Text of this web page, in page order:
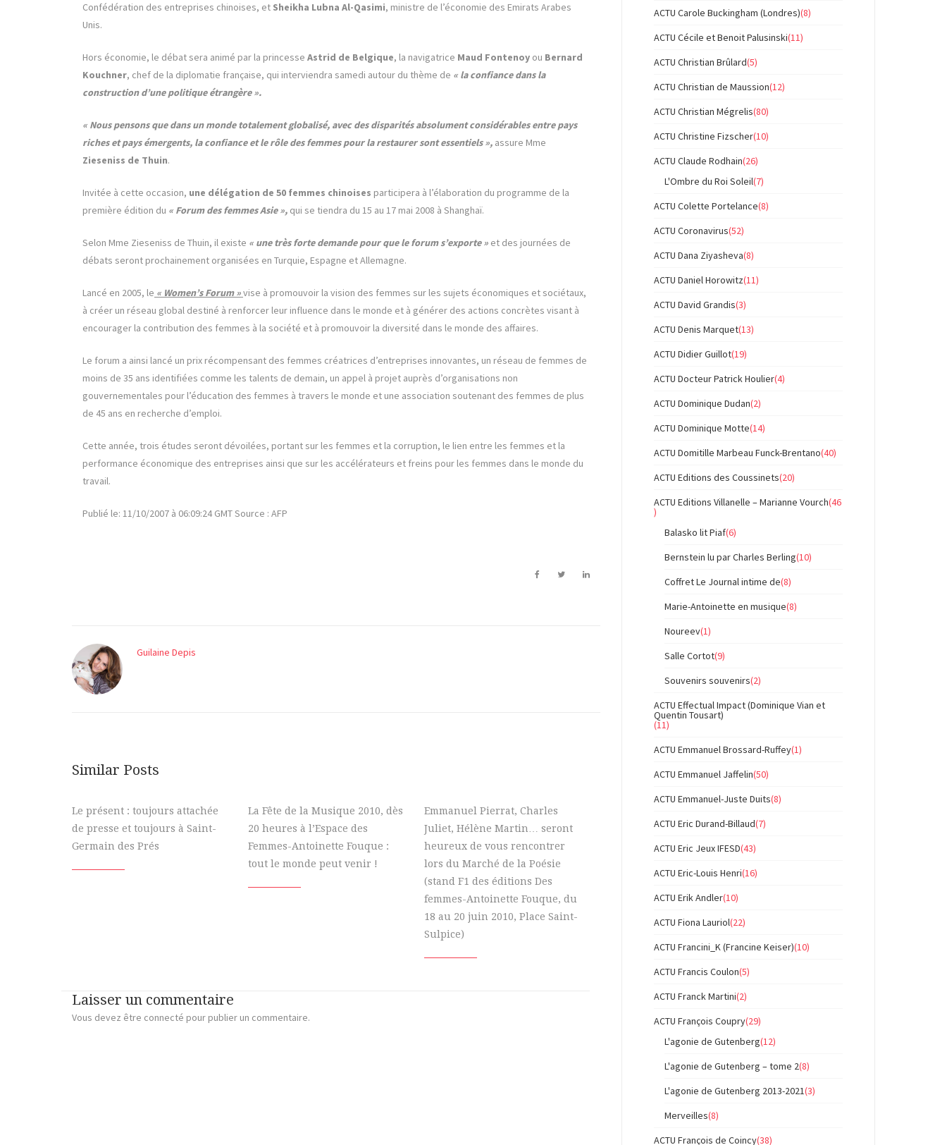
Confédération des entreprises chinoises, et Sheikha Lubna Al-Qasimi, ministre de l’économie des Emirats Arabes
Unis.
Hors économie, le débat sera animé par la princesse Astrid de Belgique, la navigatrice Maud Fontenoy ou Bernard
Kouchner, chef de la diplomatie française, qui interviendra samedi autour du thème de « la confiance dans la
construction d’une politique étrangère ».
« Nous pensons que dans un monde totalement globalisé, avec des disparités absolument considérables entre pays
riches et pays émergents, la confiance et le rôle des femmes pour la restaurer sont essentiels », assure Mme
Zieseniss de Thuin.
Invitée à cette occasion, une délégation de 50 femmes chinoises participera à l’élaboration du programme de la
première édition du « Forum des femmes Asie », qui se tiendra du 15 au 17 mai 2008 à Shanghaï.
Selon Mme Zieseniss de Thuin, il existe « une très forte demande pour que le forum s’exporte » et des journées de
débats seront prochainement organisées en Turquie, Espagne et Allemagne.
Lancé en 2005, le « Women’s Forum »vise à promouvoir la vision des femmes sur les sujets économiques et sociétaux,
à créer un réseau global destiné à renforcer leur influence dans le monde et à générer des actions concrètes visant à
encourager la contribution des femmes à la société et à promouvoir la diversité dans le monde des affaires.
Le forum a ainsi lancé un prix récompensant des femmes créatrices d’entreprises innovantes, un réseau de femmes de
moins de 35 ans identifiées comme les talents de demain, un appel à projet auprès d’organisations non
gouvernementales pour l’éducation des femmes à travers le monde et une association soutenant des femmes de plus
de 45 ans en recherche d’emploi.
Cette année, trois études seront dévoilées, portant sur les femmes et la corruption, le lien entre les femmes et la
performance économique des entreprises ainsi que sur les accélérateurs et freins pour les femmes dans le monde du
travail.
Publié le: 11/10/2007 à 06:09:24 GMT Source : AFP
Guilaine Depis
Similar Posts
Le présent : toujours attachée
de presse et toujours à Saint-
Germain des Prés
La Fête de la Musique 2010, dès
20 heures à l’Espace des
Femmes-Antoinette Fouque :
tout le monde peut venir !
Emmanuel Pierrat, Charles
Juliet, Hélène Martin… seront
heureux de vous rencontrer
lors du Marché de la Poésie
(stand F1 des éditions Des
femmes-Antoinette Fouque, du
18 au 20 juin 2010, Place Saint-
Sulpice)
Laisser un commentaire
Vous devez être connecté pour publier un commentaire.
ACTU Carole Buckingham (Londres)(8)
ACTU Cécile et Benoit Palusinski(11)
ACTU Christian Brûlard(5)
ACTU Christian de Maussion(12)
ACTU Christian Mégrelis(80)
ACTU Christine Fizscher(10)
ACTU Claude Rodhain(26)
L'Ombre du Roi Soleil(7)
ACTU Colette Portelance(8)
ACTU Coronavirus(52)
ACTU Dana Ziyasheva(8)
ACTU Daniel Horowitz(11)
ACTU David Grandis(3)
ACTU Denis Marquet(13)
ACTU Didier Guillot(19)
ACTU Docteur Patrick Houlier(4)
ACTU Dominique Dudan(2)
ACTU Dominique Motte(14)
ACTU Domitille Marbeau Funck-Brentano(40)
ACTU Editions des Coussinets(20)
ACTU Editions Villanelle – Marianne Vourch(46
)
Balasko lit Piaf(6)
Bernstein lu par Charles Berling(10)
Coffret Le Journal intime de(8)
Marie-Antoinette en musique(8)
Noureev(1)
Salle Cortot(9)
Souvenirs souvenirs(2)
ACTU Effectual Impact (Dominique Vian et
Quentin Tousart)
(11)
ACTU Emmanuel Brossard-Ruffey(1)
ACTU Emmanuel Jaffelin(50)
ACTU Emmanuel-Juste Duits(8)
ACTU Eric Durand-Billaud(7)
ACTU Eric Jeux IFESD(43)
ACTU Eric-Louis Henri(16)
ACTU Erik Andler(10)
ACTU Fiona Lauriol(22)
ACTU Francini_K (Francine Keiser)(10)
ACTU Francis Coulon(5)
ACTU Franck Martini(2)
ACTU François Coupry(29)
L'agonie de Gutenberg(12)
L'agonie de Gutenberg – tome 2(8)
L'agonie de Gutenberg 2013-2021(3)
Merveilles(8)
ACTU François de Coincy(38)